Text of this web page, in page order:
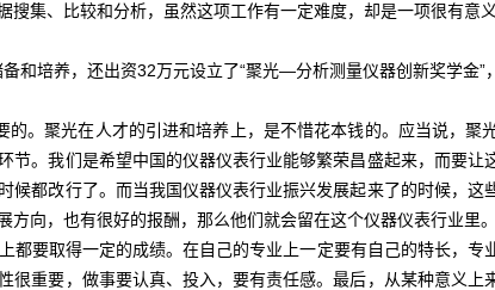
集、比较和分析，虽然这项工作有一定难度，却是一项很有意义
培养，还出资32万元设立了“聚光—分析测量仪器创新奖学金”
聚光在人才的引进和培养上，是不惜花本钱的。应当说，聚
节。我们是希望中国的仪器仪表行业能够繁荣昌盛起来，而要
候都改行了。而当我国仪器仪表行业振兴发展起来了的时候，
向，也有很好的报酬，那么他们就会留在这个仪器仪表行业里。
要取得一定的成绩。在自己的专业上一定要有自己的特长，专
很重要，做事要认真、投入，要有责任感。最后，从某种意义上